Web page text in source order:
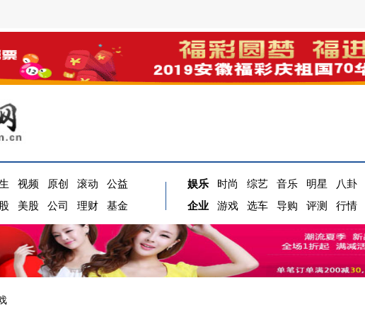
视频 原创 滚动
公益
美股 公司 理财 基金
娱乐 时尚 综艺 音乐 明星 八卦
企业
游戏 选车 导购 评测 行情